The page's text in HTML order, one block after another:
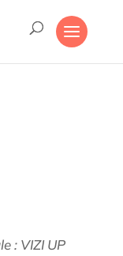
: VIZI UP